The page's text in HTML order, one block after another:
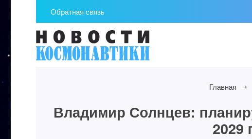
Обратная связь
Главная
Владимир Солнцев:
2029